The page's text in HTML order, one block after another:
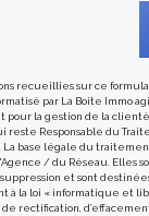
recueillies sur ce
par La Boite Immo
pour la gestion de la
reste Responsable du
La base légale du
/ du Réseau. Elles
et sont
à la loi « informatique et
de rectification,